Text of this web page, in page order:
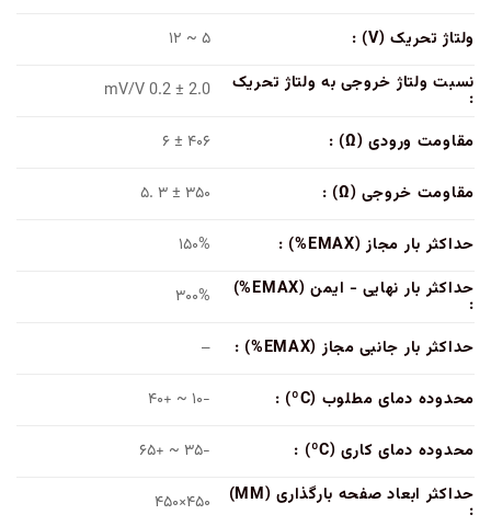
ولتاژ تحریک (V) :
۵ ~ ۱۲
نسبت ولتاژ خروجی به ولتاژ تحریک
:
2.0 ± 0.2 mV/V
مقاومت ورودی (Ω) : ۴۰۶ ± ۶
مقاومت خروجی (Ω) : ۳۵۰ ± ۳ .۵
حداکثر بار مجاز (EMAX%) :
۱۵۰%
حداکثر بار نهایی - ایمن (EMAX%)
: ۳۰۰%
حداکثر بار جانبی مجاز (EMAX%) : –
محدوده دمای مطلوب (ºC) : -۱۰ ~ +۴۰
محدوده دمای کاری (ºC) :
-۳۵ ~ +۶۵
حداکثر ابعاد صفحه بارگذاری (MM)
: ۴۵۰×۴۵۰